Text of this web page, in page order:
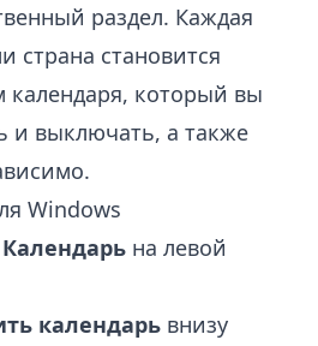
раздел. Каждая
страна становится
календаря, который вы
и выключать, а также
Windows
Календарь на левой
календарь внизу